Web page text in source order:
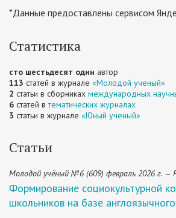
*Данные предоставлены сервисом
Статистика
сто шестьдесят один автор
113 статей в журнале «Молодой ученый»
2 статьи в сборниках международных
6 статей втематических журналах
3 статьи в журнале «Юный ученый»
Статьи
Молодой учёный №6 (609) февраль 2026 г. —
Формирование социокультурной
школьников на базе